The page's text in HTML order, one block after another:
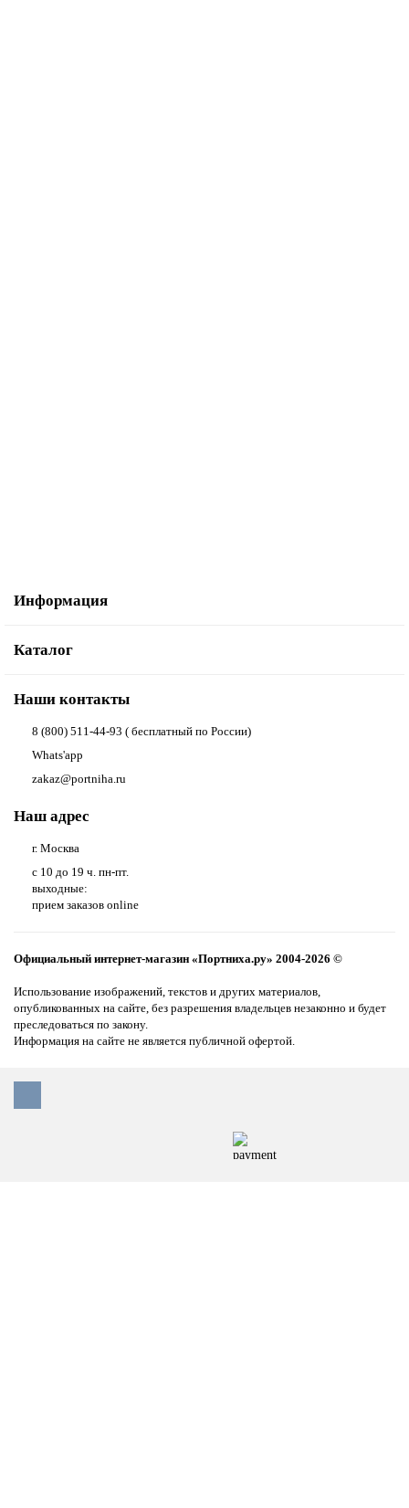
Информация
Каталог
Наши контакты
8 (800) 511-44-93 ( бесплатный по России)
Whats'app
zakaz@portniha.ru
Наш адрес
г. Москва
с 10 до 19 ч. пн-пт.
выходные:
прием заказов online
Официальный интернет-магазин «Портниха.ру» 2004-2026 ©
Использование изображений, текстов и других материалов,
опубликованных на сайте, без разрешения владельцев незаконно и будет
преследоваться по закону.
Информация на сайте не является публичной офертой.